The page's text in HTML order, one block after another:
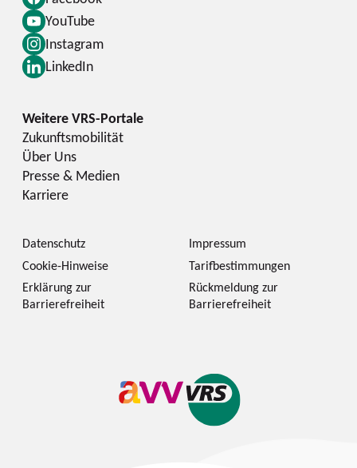
YouTube
Instagram
LinkedIn
Zukunftsmobilität
Über Uns
Presse & Medien
Karriere
Datenschutz
Impressum
Cookie-Hinweise
Tarifbestimmungen
Erklärung zur
Barrierefreiheit
Rückmeldung zur
Barrierefreiheit